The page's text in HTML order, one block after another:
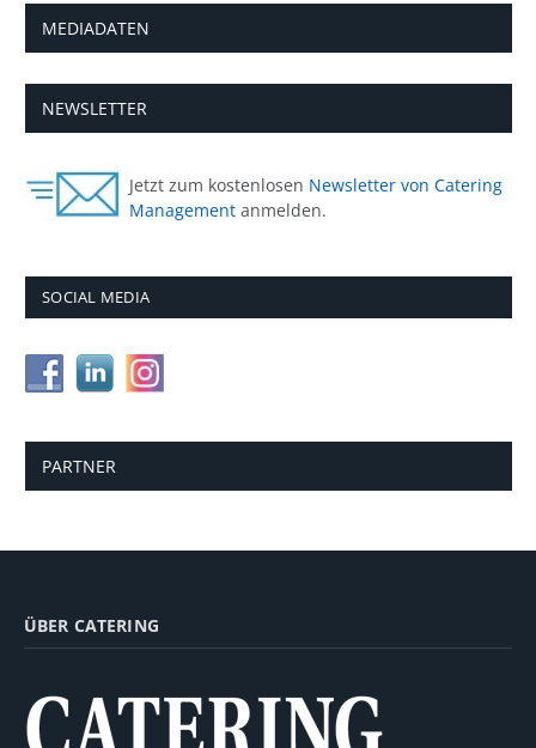
MEDIADATEN
NEWSLETTER
Jetzt zum kostenlosen Newsletter von Catering
Management anmelden.
SOCIAL MEDIA
PARTNER
ÜBER CATERING